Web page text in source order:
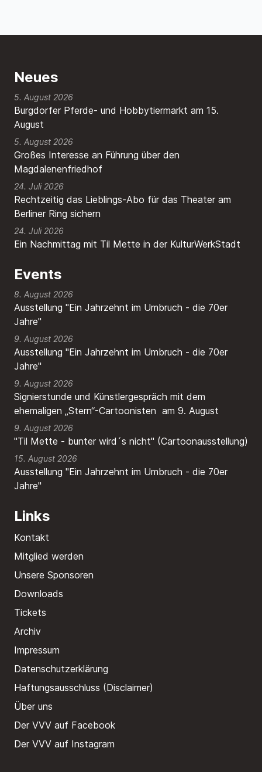
Neues
Burgdorfer Pferde- und Hobbytiermarkt am 15.
August
5. August 2026
Großes Interesse an Führung über den
Magdalenenfriedhof
5. August 2026
Rechtzeitig das Lieblings-Abo für das Theater am
Berliner Ring sichern
24. Juli 2026
Ein Nachmittag mit Til Mette in der KulturWerkStadt
24. Juli 2026
Events
8. August 2026
Ausstellung "Ein Jahrzehnt im Umbruch - die 70er
Jahre"
9. August 2026
Ausstellung "Ein Jahrzehnt im Umbruch - die 70er
Jahre"
9. August 2026
Signierstunde und Künstlergespräch mit dem
ehemaligen „Stern“-Cartoonisten am 9. August
9. August 2026
"Til Mette - bunter wird´s nicht" (Cartoonausstellung)
15. August 2026
Ausstellung "Ein Jahrzehnt im Umbruch - die 70er
Jahre"
Links
Kontakt
Mitglied werden
Unsere Sponsoren
Downloads
Tickets
Archiv
Impressum
Datenschutzerklärung
Haftungsausschluss (Disclaimer)
Über uns
Der VVV auf Facebook
Der VVV auf Instagram